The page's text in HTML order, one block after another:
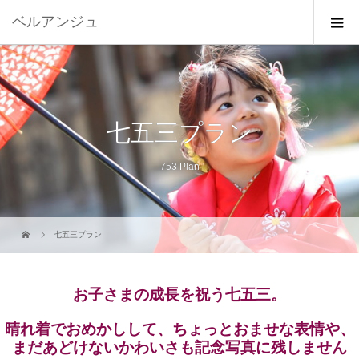
ベルアンジュ
七五三プラン
753 Plan
七五三プラン
お子さまの成長を祝う七五三。
晴れ着でおめかしして、ちょっとおませな表情や、
まだあどけないかわいさも記念写真に残しません